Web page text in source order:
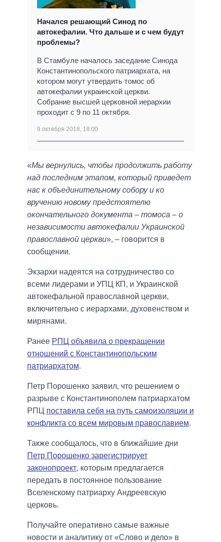
Начался решающий Синод по
автокефалии. Что дальше и с чем будут
проблемы?
В Стамбуле началось заседание Синода
Константинопольского патриархата, на
котором могут утвердить томос об
автокефалии украинской церкви.
Собрание высшей церковной иерархии
проходит с 9 по 11 октября.
9 октября 2018, 18:00
«Мы вернулись, чтобы продолжить работу
над последним этапом, который приведет
нас к объединительному собору и ко
вручению новому предстоятелю
окончательного документа – томоса – о
независимости автокефалии Украинской
православной церкви», – говорится в
сообщении.
Экзархи надеятся на сотрудничество со
всеми лидерами и УПЦ КП, и Украинской
автокефальной православной церкви,
включительно с иерархами, духовенством и
мирянами.
Ранее РПЦ объявила о прекращении
отношений с Константинопольским
патриархатом.
Петр Порошенко заявил, что решением о
разрыве с Константинополем патриархатом
РПЦ поставила себя на путь самоизоляции и
конфликта со всем мировым православием.
Также сообщалось, что в ближайшие дни
Петр Порошенко зарегистрирует
законопроект, которым предлагается
передать в постоянное пользование
Вселенскому патриарху Андреевскую
церковь.
Получайте оперативно самые важные
новости и аналитику от «Слово и дело» в